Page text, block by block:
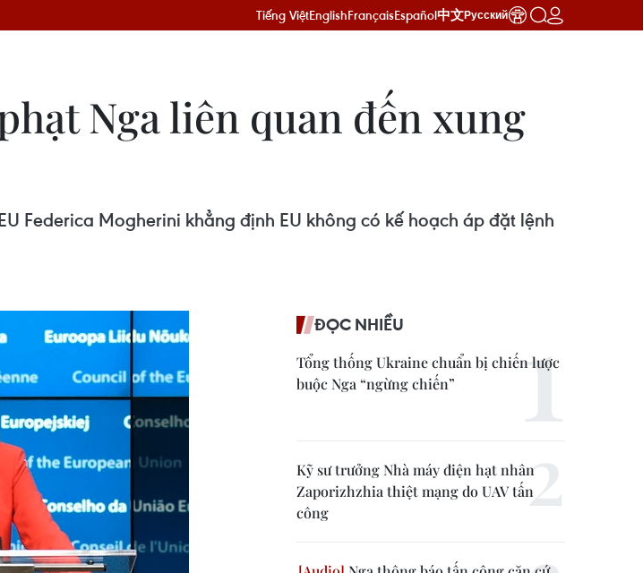
Tiếng ViệtEnglishFrançaisEspañol中文Русский
Nga liên quan đến xung
Federica Mogherini khẳng định EU không có kế hoạch áp đặt lệnh
ĐỌC NHIỀU
Tổng thống Ukraine chuẩn bị chiến lược
buộc Nga “ngừng chiến”
Kỹ sư trưởng Nhà máy điện hạt nhân
Zaporizhzhia thiệt mạng do UAV tấn
công